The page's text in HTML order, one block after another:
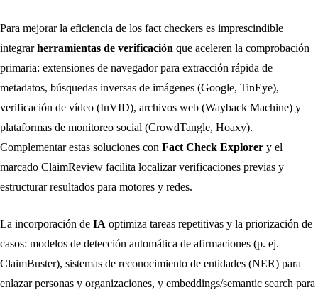
Para mejorar la eficiencia de los fact checkers es imprescindible
integrarherramientas de verificación que aceleren la comprobación
primaria: extensiones de navegador para extracción rápida de
metadatos, búsquedas inversas de imágenes (Google, TinEye),
verificación de vídeo (InVID), archivos web (Wayback Machine) y
plataformas de monitoreo social (CrowdTangle, Hoaxy).
Complementar estas soluciones con Fact Check Explorer y el
marcado ClaimReview facilita localizar verificaciones previas y
estructurar resultados para motores y redes.
La incorporación de IA optimiza tareas repetitivas y la priorización de
casos: modelos de detección automática de afirmaciones (p. ej.
ClaimBuster), sistemas de reconocimiento de entidades (NER) para
enlazar personas y organizaciones, y embeddings/semantic search para